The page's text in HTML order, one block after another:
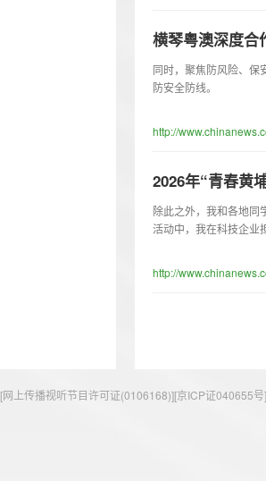
横琴粤澳深度合
同时，聚焦防风险、保
防安全防线。
http://
2026年“青春黄
除此之外，我和各地同
活动中，我在科技企业
http://
[网上传播视听节目许可证(0106168)][京ICP证040655